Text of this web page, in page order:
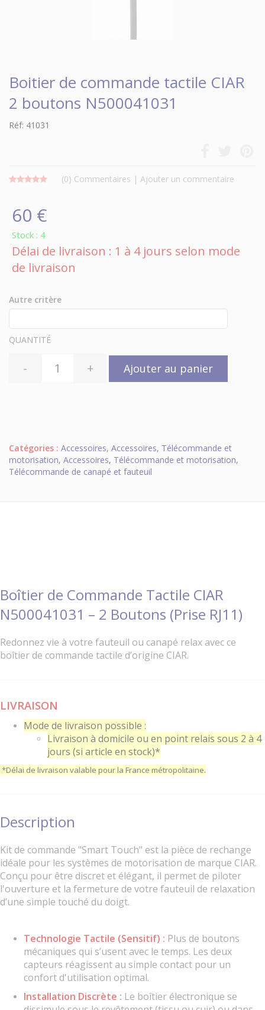
Boitier de commande tactile CIAR
2 boutons N500041031
Réf: 41031
(0) Commentaires | Ajouter un commentaire
60 €
Stock : 4
Délai de livraison : 1 à 4 jours selon mode
de livraison
Autre critère
QUANTITÉ
- + Ajouter au panier
Catégories : Accessoires, Accessoires, Télécommande et
motorisation, Accessoires, Télécommande et motorisation,
Télécommande de canapé et fauteuil
Boîtier de Commande Tactile CIAR
N500041031 – 2 Boutons (Prise RJ11)
Redonnez vie à votre fauteuil ou canapé relax avec ce
boîtier de commande tactile d’origine CIAR.
LIVRAISON
Mode de livraison possible :
Livraison à domicile ou en point relais sous 2 à 4
jours (si article en stock)*
*Délai de livraison valable pour la France métropolitaine.
Description
Kit de commande "Smart Touch" est la pièce de rechange
idéale pour les systèmes de motorisation de marque CIAR.
Conçu pour être discret et élégant, il permet de piloter
l'ouverture et la fermeture de votre fauteuil de relaxation
d’une simple touché du doigt.
Technologie Tactile (Sensitif) : Plus de boutons
mécaniques qui s’usent avec le temps. Les deux
capteurs réagissent au simple contact pour un
confort d'utilisation optimal.
Installation Discrète : Le boîtier électronique se